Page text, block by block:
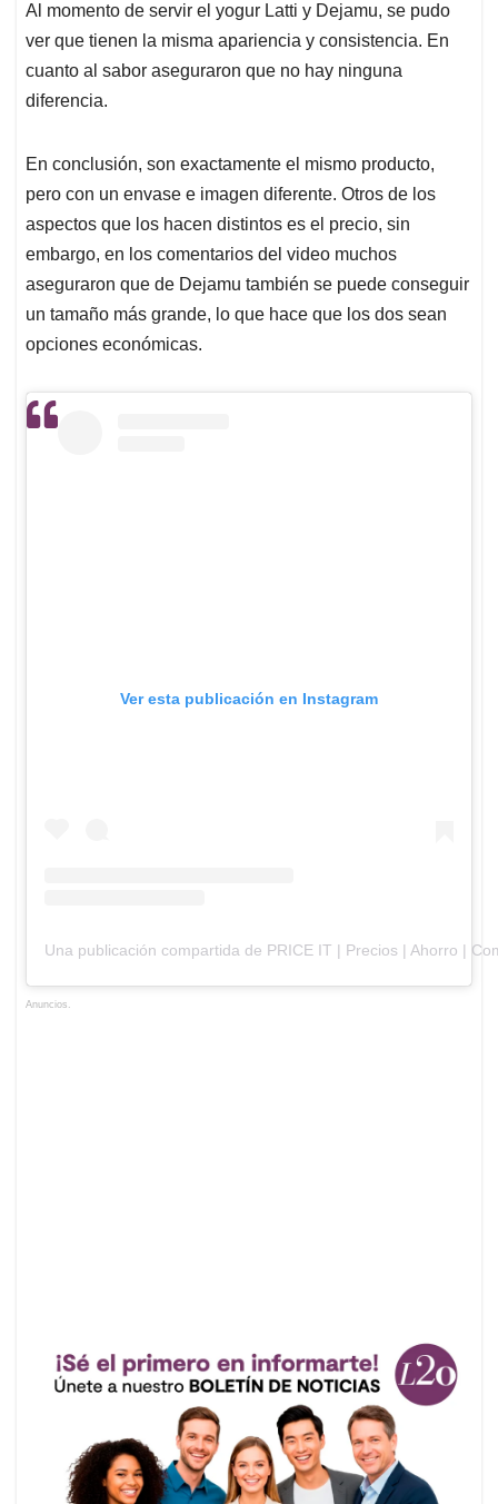
Al momento de servir el yogur Latti y Dejamu, se pudo
ver que tienen la misma apariencia y consistencia. En
cuanto al sabor aseguraron que no hay ninguna
diferencia.
En conclusión, son exactamente el mismo producto,
pero con un envase e imagen diferente. Otros de los
aspectos que los hacen distintos es el precio, sin
embargo, en los comentarios del video muchos
aseguraron que de Dejamu también se puede conseguir
un tamaño más grande, lo que hace que los dos sean
opciones económicas.
Ver esta publicación en Instagram
Una publicación compartida de PRICE IT | Precios | Ahorro |
Anuncios.